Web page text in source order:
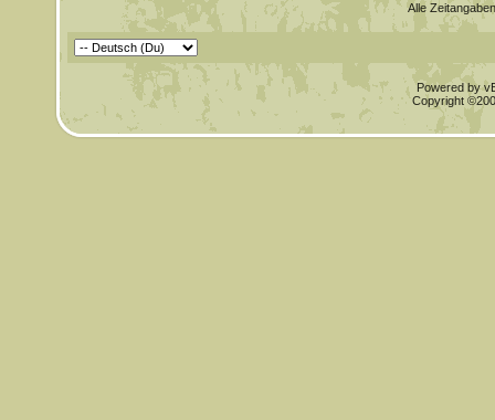
Alle
Powered by
Copyright